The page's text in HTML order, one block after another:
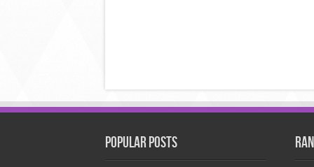
Popular Posts